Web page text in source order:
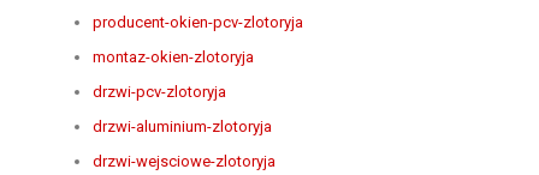
producent-okien-pcv-zlotoryja
montaz-okien-zlotoryja
drzwi-pcv-zlotoryja
drzwi-aluminium-zlotoryja
drzwi-wejsciowe-zlotoryja